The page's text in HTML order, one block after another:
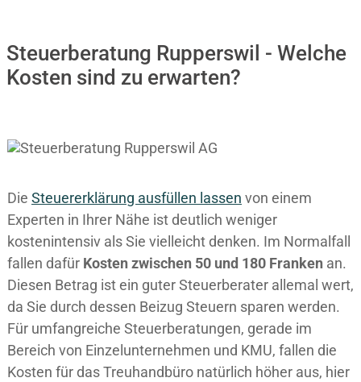
Steuerberatung Rupperswil - Welche
Kosten sind zu erwarten?
Die Steuererklärung ausfüllen lassen von einem
Experten in Ihrer Nähe ist deutlich weniger
kostenintensiv als Sie vielleicht denken. Im Normalfall
fallen dafür Kosten zwischen 50 und 180 Franken an.
Diesen Betrag ist ein guter Steuerberater allemal wert,
da Sie durch dessen Beizug Steuern sparen werden.
Für umfangreiche Steuerberatungen, gerade im
Bereich von Einzelunternehmen und KMU, fallen die
Kosten für das Treuhandbüro natürlich höher aus, hier